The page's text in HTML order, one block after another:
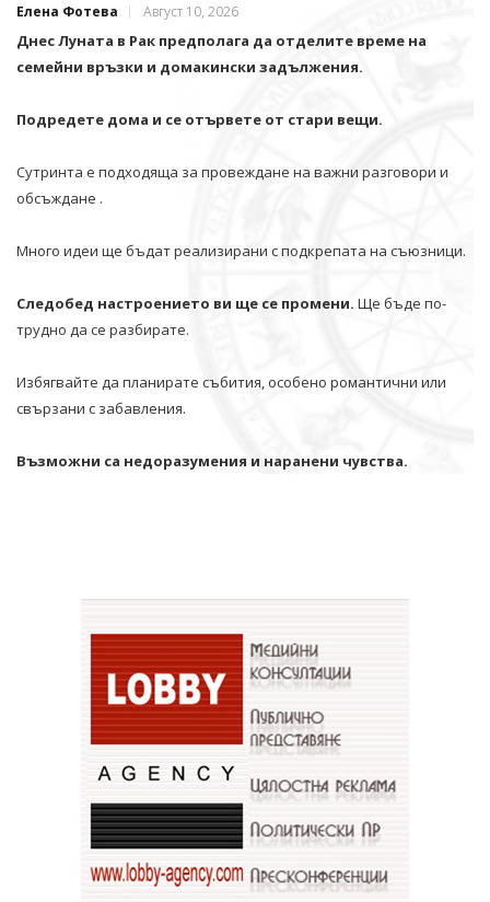
Елена Фотева Август 10, 2026
Днес Луната в Рак предполага да отделите време на
семейни връзки и домакински задължения.
Подредете дома и се отървете от стари вещи.
Сутринта е подходяща за провеждане на важни разговори и
обсъждане .
Много идеи ще бъдат реализирани с подкрепата на съюзници.
Следобед настроението ви ще се промени. Ще бъде по-
трудно да се разбирате.
Избягвайте да планирате събития, особено романтични или
свързани с забавления.
Възможни са недоразумения и наранени чувства.